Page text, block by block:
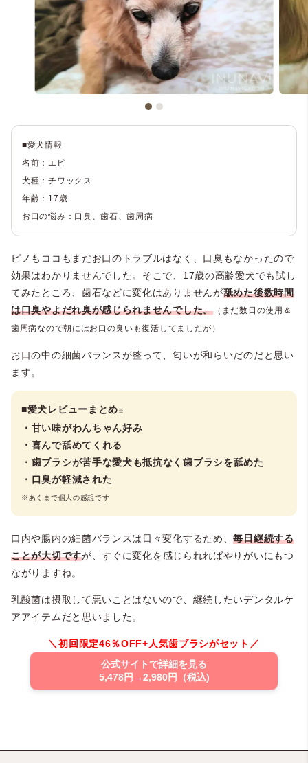
■愛犬情報
名前：エピ
犬種：チワックス
年齢：17歳
お口の悩み：口臭、歯石、歯周病
ピノもココもまだお口のトラブルはなく、口臭もなかったので
効果はわかりませんでした。そこで、17歳の高齢愛犬でも試し
てみたところ、歯石などに変化はありませんが舐めた後数時間
は口臭やよだれ臭が感じられませんでした。 （まだ数日の使用＆
歯周病なので朝にはお口の臭いも復活してましたが）
お口の中の細菌バランスが整って、匂いが和らいだのだと思い
ます。
■愛犬レビューまとめ ※
・甘い味がわんちゃん好み
・喜んで舐めてくれる
・歯ブラシが苦手な愛犬も抵抗なく歯ブラシを舐めた
・口臭が軽減された
※あくまで個人の感想です
口内や腸内の細菌バランスは日々変化するため、毎日継続する
ことが大切ですが、すぐに変化を感じられればやりがいにもつ
ながりますね。
乳酸菌は摂取して悪いことはないので、継続したいデンタルケ
アアイテムだと思いました。
＼初回限定46％OFF+人気歯ブラシがセット／
公式サイトで詳細を見る
5,478円→2,980円（税込)